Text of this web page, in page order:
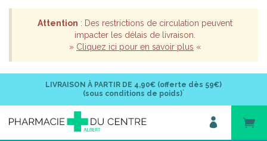
Attention : Des restrictions de circulation peuvent
impacter les délais de livraison.
» Cliquez ici pour en savoir plus «
LIVRAISON À PARTIR DE 4,90€ (offerte dès 59€)
(sous conditions de poids)*